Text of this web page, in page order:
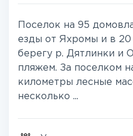
Поселок на 95
езды от Яхромы и в 20
берегу р. Дятлинки и
пляжем. За поселком
километры лесные
несколько ...